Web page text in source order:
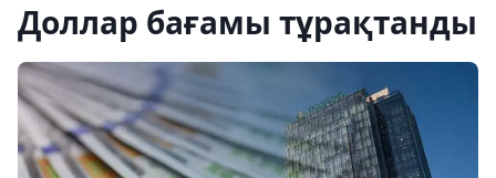
Доллар бағамы тұрақтанды